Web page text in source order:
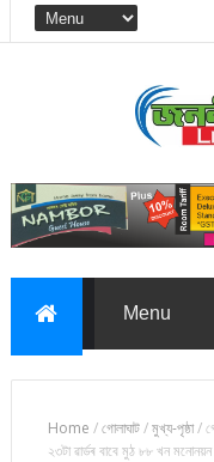
Home /গোলাঘাট/মুখ্য-পৃষ্ঠা/
২৩টা ৱাৰ্ডৰ বাবে মুঠ ৮৮ খন